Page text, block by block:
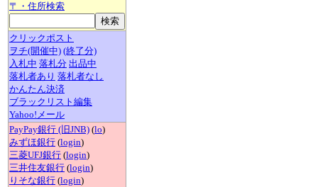
〒・住所検索
クリックポスト
ヲチ(開催中) (終了分)
入札中 落札分 出品中
落札者あり 落札者なし
かんたん決済
ブラックリスト編集
Yahoo!メール
PayPay銀行 (旧JNB) (lo)
みずほ銀行 (login)
三菱UFJ銀行 (login)
三井住友銀行 (login)
りそな銀行 (login)